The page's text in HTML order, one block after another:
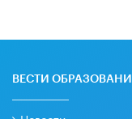
ВЕСТИ